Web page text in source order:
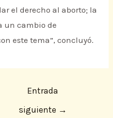
el derecho al aborto; la
un cambio de
este tema”, concluyó.
Entrada
siguiente →